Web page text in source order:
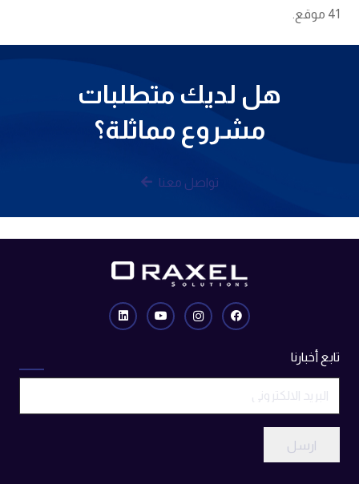
41 موقع.
هل لديك متطلبات
مشروع مماثلة؟
تواصل معنا
تابع أخبارنا
ارسل